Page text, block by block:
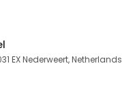
EX Nederweert, Netherlands